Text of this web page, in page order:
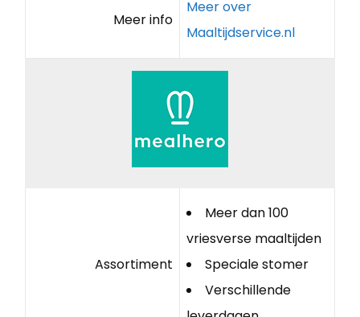
Meer info
Meer over
Maaltijdservice.nl
Assortiment
Meer dan 100
vriesverse maaltijden
Speciale stomer
Verschillende